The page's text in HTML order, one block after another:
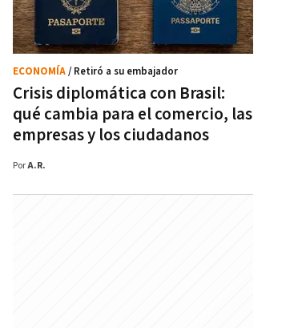
Crisis diplomática con Brasil:
qué cambia para el comercio, las
empresas y los ciudadanos
ECONOMÍA/ Retiró a su embajador
PorA.R.